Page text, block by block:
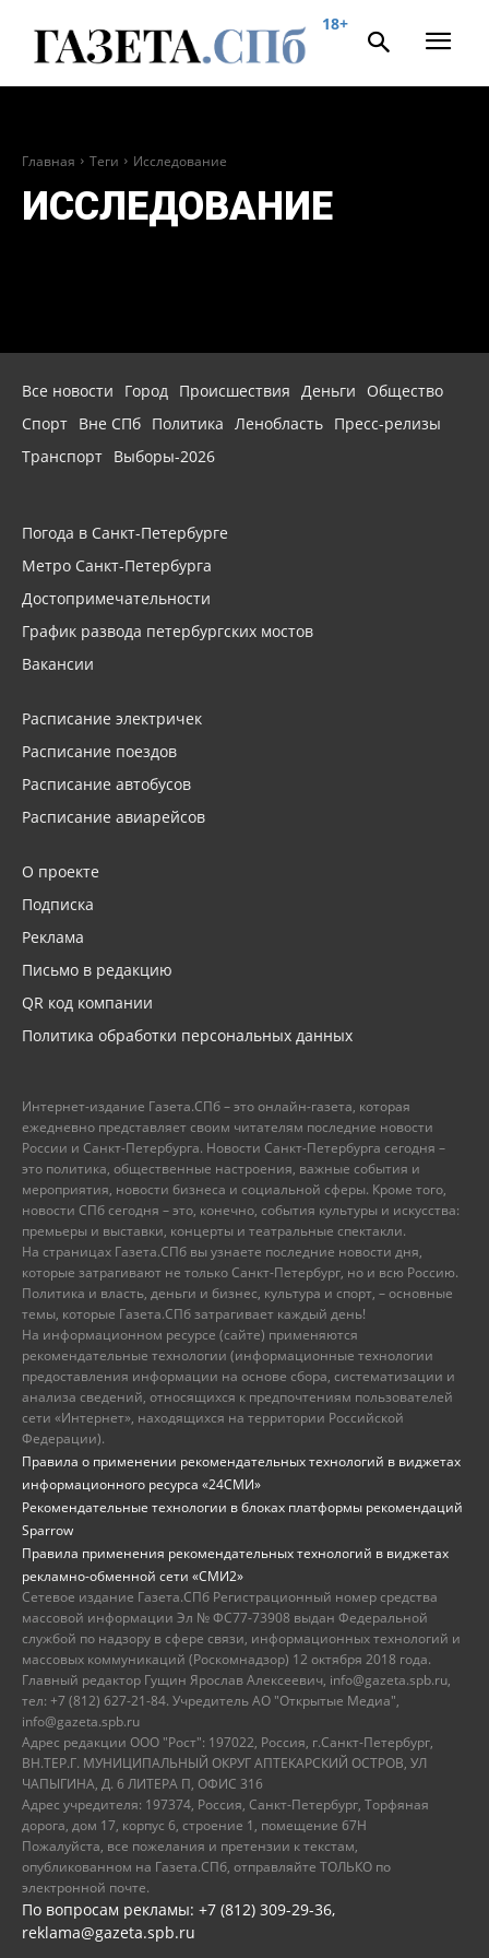
18+
Главная Теги Исследование
ИССЛЕДОВАНИЕ
Все новости Город Происшествия Деньги
Общество
Спорт Вне СПб Политика Ленобласть Пресс-релизы
Транспорт Выборы-2026
Погода в Санкт-Петербурге
Метро Санкт-Петербурга
Достопримечательности
График развода петербургских мостов
Вакансии
Расписание электричек
Расписание поездов
Расписание автобусов
Расписание авиарейсов
О проекте
Подписка
Реклама
Письмо в редакцию
QR код компании
Политика обработки персональных данных
Интернет-издание Газета.СПб – это онлайн-газета, которая
ежедневно представляет своим читателям последние новости
России и Санкт-Петербурга. Новости Санкт-Петербурга сегодня –
это политика, общественные настроения, важные события и
мероприятия, новости бизнеса и социальной сферы. Кроме того,
новости СПб сегодня – это, конечно, события культуры и искусства:
премьеры и выставки, концерты и театральные спектакли.
На страницах Газета.СПб вы узнаете последние новости дня,
которые затрагивают не только Санкт-Петербург, но и всю Россию.
Политика и власть, деньги и бизнес, культура и спорт, – основные
темы, которые Газета.СПб затрагивает каждый день!
На информационном ресурсе (сайте) применяются
рекомендательные технологии (информационные технологии
предоставления информации на основе сбора, систематизации и
анализа сведений, относящихся к предпочтениям пользователей
сети «Интернет», находящихся на территории Российской
Федерации).
Правила о применении рекомендательных технологий в виджетах
информационного ресурса «24СМИ»
Рекомендательные технологии в блоках платформы рекомендаций
Sparrow
Правила применения рекомендательных технологий в виджетах
рекламно-обменной сети «СМИ2»
Сетевое издание Газета.СПб Регистрационный номер средства
массовой информации Эл № ФС77-73908 выдан Федеральной
службой по надзору в сфере связи, информационных технологий и
массовых коммуникаций (Роскомнадзор) 12 октября 2018 года.
Главный редактор Гущин Ярослав Алексеевич, info@gazeta.spb.ru,
тел: +7 (812) 627-21-84. Учредитель АО "Открытые Медиа",
info@gazeta.spb.ru
Адрес редакции ООО "Рост": 197022, Россия, г.Санкт-Петербург,
ВН.ТЕР.Г. МУНИЦИПАЛЬНЫЙ ОКРУГ АПТЕКАРСКИЙ ОСТРОВ, УЛ
ЧАПЫГИНА, Д. 6 ЛИТЕРА П, ОФИС 316
Адрес учредителя: 197374, Россия, Санкт-Петербург, Торфяная
дорога, дом 17, корпус 6, строение 1, помещение 67Н
Пожалуйста, все пожелания и претензии к текстам,
опубликованном на Газета.СПб, отправляйте ТОЛЬКО по
электронной почте.
По вопросам рекламы: +7 (812) 309-29-36,
reklama@gazeta.spb.ru